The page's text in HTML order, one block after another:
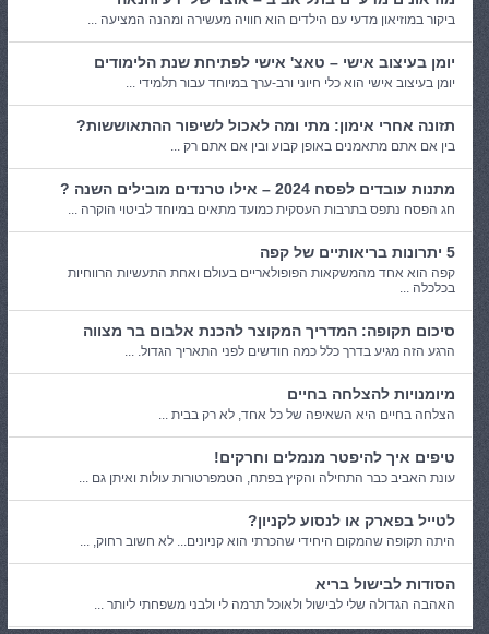
ביקור במוזיאון מדעי עם הילדים הוא חוויה מעשירה ומהנה המציעה ...
יומן בעיצוב אישי – טאצ' אישי לפתיחת שנת הלימודים
יומן בעיצוב אישי הוא כלי חיוני ורב-ערך במיוחד עבור תלמידי ...
תזונה אחרי אימון: מתי ומה לאכול לשיפור ההתאוששות?
בין אם אתם מתאמנים באופן קבוע ובין אם אתם רק ...
מתנות עובדים לפסח 2024 – אילו טרנדים מובילים השנה ?
חג הפסח נתפס בתרבות העסקית כמועד מתאים במיוחד לביטוי הוקרה ...
5 יתרונות בריאותיים של קפה
קפה הוא אחד מהמשקאות הפופולאריים בעולם ואחת התעשיות הרווחיות
בכלכלה ...
סיכום תקופה: המדריך המקוצר להכנת אלבום בר מצווה
הרגע הזה מגיע בדרך כלל כמה חודשים לפני התאריך הגדול. ...
מיומנויות להצלחה בחיים
הצלחה בחיים היא השאיפה של כל אחד, לא רק בבית ...
טיפים איך להיפטר מנמלים וחרקים!
עונת האביב כבר התחילה והקיץ בפתח, הטמפרטורות עולות ואיתן גם ...
לטייל בפארק או לנסוע לקניון?
היתה תקופה שהמקום היחידי שהכרתי הוא קניונים... לא חשוב רחוק, ...
הסודות לבישול בריא
האהבה הגדולה שלי לבישול ולאוכל תרמה לי ולבני משפחתי ליותר ...